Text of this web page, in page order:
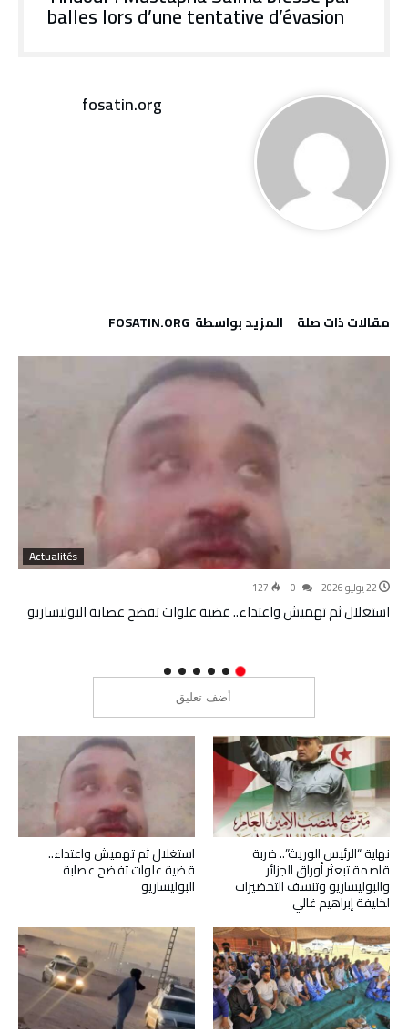
balles lors d’une tentative d’évasion
fosatin.org
‫مقالات ذات صلة‬ ‫‫المزيد بواسطة‬ ‬ FOSATIN.ORG
Actualités
22 يوليو 2026 127
استغلال ثم تهميش واعتداء.. قضية علوات تفضح عصابة البوليساريو
استغلال ثم تهميش واعتداء..
قضية علوات تفضح عصابة
البوليساريو
نهاية “الرئيس الوريث”.. ضربة
قاصمة تبعثر أوراق الجزائر
والبوليساريو وتنسف التحضيرات
لخليفة إبراهيم غالي